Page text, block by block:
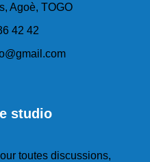
Agoè, TOGO
42 42
studio
toutes discussions,